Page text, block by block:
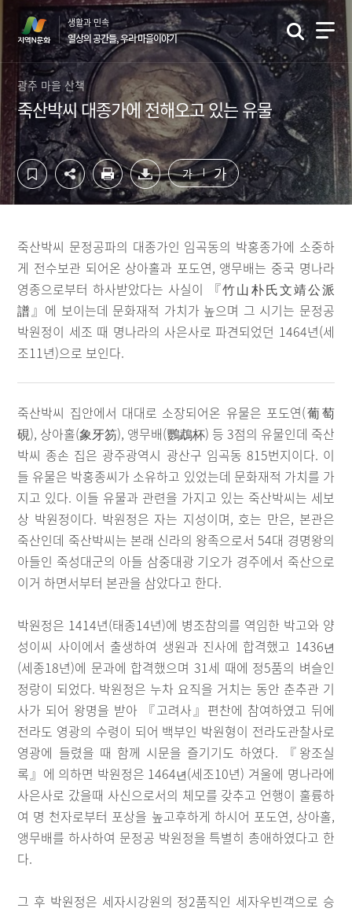
영
역
바
로
가
기
역
바
로
가
기
생활과 민속
일상의 공간들, 우리 마을이야기
광주 마을 산책
죽산박씨 대종가에 전해오고 있는 유물
가 가
죽산박씨 문정공파의 대종가인 임곡동의 박홍종가에 소중하
게 전수보관 되어온 상아홀과 포도연, 앵무배는 중국 명나라
영종으로부터 하사받았다는 사실이 『竹山朴氏文靖公派
譜』에 보이는데 문화재적 가치가 높으며 그 시기는 문정공
박원정이 세조 때 명나라의 사은사로 파견되었던 1464년(세
조11년)으로 보인다.
죽산박씨 집안에서 대대로 소장되어온 유물은 포도연(葡萄
硯), 상아홀(象牙笏), 앵무배(鸚鵡杯) 등 3점의 유물인데 죽산
박씨 종손 집은 광주광역시 광산구 임곡동 815번지이다. 이
들 유물은 박홍종씨가 소유하고 있었는데 문화재적 가치를 가
지고 있다. 이들 유물과 관련을 가지고 있는 죽산박씨는 세보
상 박원정이다. 박원정은 자는 지성이며, 호는 만은, 본관은
죽산인데 죽산박씨는 본래 신라의 왕족으로서 54대 경명왕의
아들인 죽성대군의 아들 삼중대광 기오가 경주에서 죽산으로
이거 하면서부터 본관을 삼았다고 한다.
박원정은 1414년(태종14년)에 병조참의를 역임한 박고와 양
성이씨 사이에서 출생하여 생원과 진사에 합격했고 1436년
(세종18년)에 문과에 합격했으며 31세 때에 정5품의 벼슬인
정랑이 되었다. 박원정은 누차 요직을 거치는 동안 춘추관 기
사가 되어 왕명을 받아 『고려사』편찬에 참여하였고 뒤에
전라도 영광의 수령이 되어 백부인 박원형이 전라도관찰사로
영광에 들렸을 때 함께 시문을 즐기기도 하였다. 『왕조실
록』에 의하면 박원정은 1464년(세조10년) 겨울에 명나라에
사은사로 갔을때 사신으로서의 체모를 갖추고 언행이 훌륭하
여 명 천자로부터 포상을 높고후하게 하시어 포도연, 상아홀,
앵무배를 하사하여 문정공 박원정을 특별히 총애하였다고 한
다.
그 후 박원정은 세자시강원의 정2품직인 세자우빈객으로 승